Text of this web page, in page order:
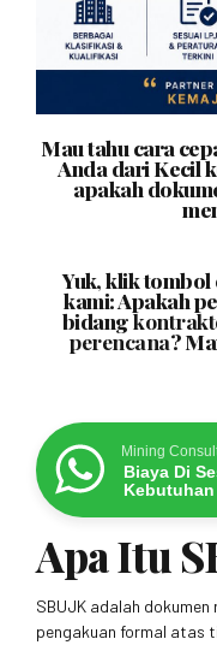
Mau tahu cara
Anda dari Kecil
apakah
Yuk, klik tombol
kami: Apakah
bidang
perencana?
Mining
Biaya Di
Kebutuhan
Apa Itu
SBUJK adalah
pengakuan formal atas